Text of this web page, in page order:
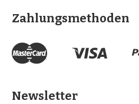
Zahlungsmethoden
Newsletter